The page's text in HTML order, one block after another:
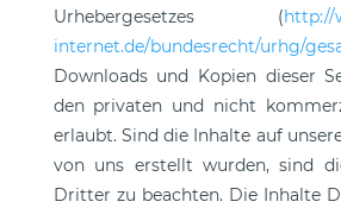
Urhebergesetzes (http://
internet.de/bundesrecht/urhg/
Downloads und Kopien dieser
den privaten und nicht
erlaubt. Sind die Inhalte auf
von uns erstellt wurden, sind
Dritter zu beachten. Die Inhalte